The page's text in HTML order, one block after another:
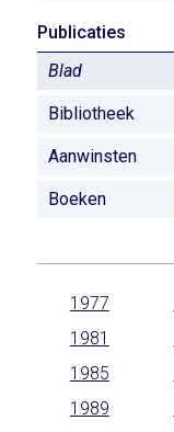
Publicaties
Blad
Bibliotheek
Aanwinsten
Boeken
1977
1981
1985
1989